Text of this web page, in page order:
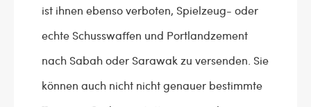
ist ihnen ebenso verboten, Spielzeug- oder
echte Schusswaffen und Portlandzement
nach Sabah oder Sarawak zu versenden. Sie
können auch nicht nicht genauer bestimmte